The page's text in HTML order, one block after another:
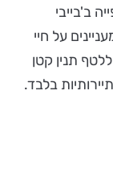
ב'בייבי
על חיי
תנין קטן
בלבד.